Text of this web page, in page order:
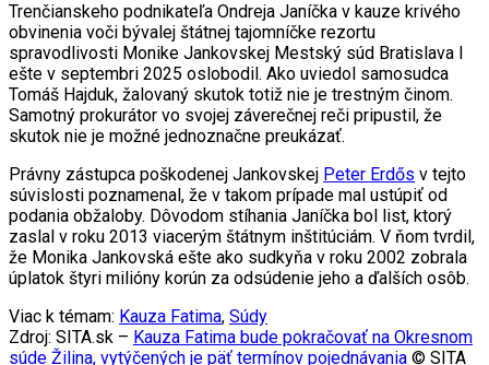
Trenčianskeho podnikateľa Ondreja Janíčka v kauze krivého
obvinenia voči bývalej štátnej tajomníčke rezortu
spravodlivosti Monike Jankovskej Mestský súd Bratislava I
ešte v septembri 2025 oslobodil. Ako uviedol samosudca
Tomáš Hajduk, žalovaný skutok totiž nie je trestným činom.
Samotný prokurátor vo svojej záverečnej reči pripustil, že
skutok nie je možné jednoznačne preukázať.
Právny zástupca poškodenej Jankovskej Peter Erdős v tejto
súvislosti poznamenal, že v takom prípade mal ustúpiť od
podania obžaloby. Dôvodom stíhania Janíčka bol list, ktorý
zaslal v roku 2013 viacerým štátnym inštitúciám. V ňom tvrdil,
že Monika Jankovská ešte ako sudkyňa v roku 2002 zobrala
úplatok štyri milióny korún za odsúdenie jeho a ďalších osôb.
Viac k témam: Kauza Fatima, Súdy
Zdroj: SITA.sk – Kauza Fatima bude pokračovať na Okresnom
súde Žilina, vytýčených je päť termínov pojednávania © SITA